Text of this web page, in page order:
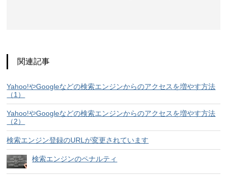
関連記事
Yahoo!やGoogleなどの検索エンジンからのアクセスを増やす方法
（1）
Yahoo!やGoogleなどの検索エンジンからのアクセスを増やす方法
（2）
検索エンジン登録のURLが変更されています
検索エンジンのペナルティ